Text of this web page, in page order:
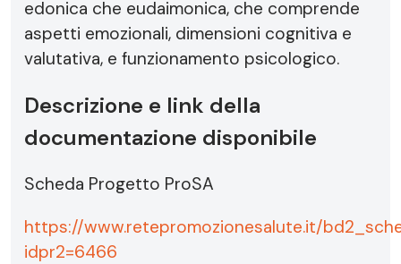
edonica che eudaimonica, che comprende
aspetti emozionali, dimensioni cognitiva e
valutativa, e funzionamento psicologico.
Descrizione e link della
documentazione disponibile
Scheda Progetto ProSA
https://www.retepromozionesalute.it/
idpr2=6466